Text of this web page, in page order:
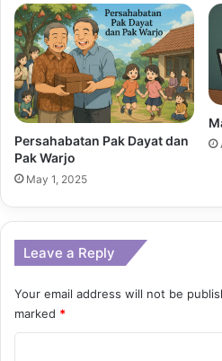
Persahabatan Pak Dayat dan
Pak Warjo
May 1, 2025
Leave a Reply
Your email address will not be
marked *